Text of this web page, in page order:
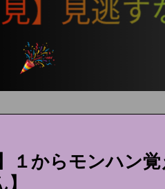
１からモンハン